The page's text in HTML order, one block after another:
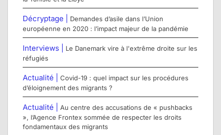
Décryptage |
Demandes d’asile dans l’Union
européenne en 2020 : l’impact majeur de la pandémie
Interviews |
Le Danemark vire à l'extrême droite sur les
réfugiés
Actualité | Covid-19 : quel impact sur les procédures
d’éloignement des migrants ?
Actualité | Au centre des accusations de « pushbacks
», l’Agence Frontex sommée de respecter les droits
fondamentaux des migrants